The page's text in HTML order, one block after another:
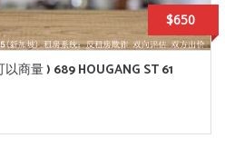
$650
商量 ) 689 HOUGANG ST 61